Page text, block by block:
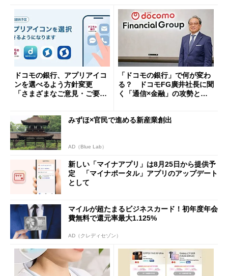
ドコモの銀行、アプリアイコ
ンを選べるよう方針変更
「さまざまなご意見・ご要望
「ドコモの銀行」で何が変わ
る？ ドコモFG廣井社長に聞
く「通信×金融」の攻勢とグ
みずほ×官民で進める新産業創出
AD（Blue Lab）
新しい「マイナアプリ」は8月25日から提供予
定 「マイナポータル」アプリのアップデート
として
マイルが超たまるビジネスカード！初年度年会
費無料で還元率最大1.125%
AD（クレディセゾン）